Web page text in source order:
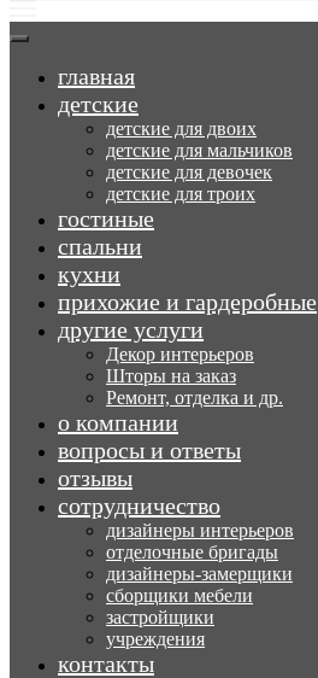
главная
детские
детские для двоих
детские для мальчиков
детские для девочек
детские для троих
гостиные
спальни
кухни
прихожие и гардеробные
другие услуги
Декор интерьеров
Шторы на заказ
Ремонт, отделка и др.
о компании
вопросы и ответы
отзывы
сотрудничество
дизайнеры интерьеров
отделочные бригады
дизайнеры-замерщики
сборщики мебели
застройщики
учреждения
контакты